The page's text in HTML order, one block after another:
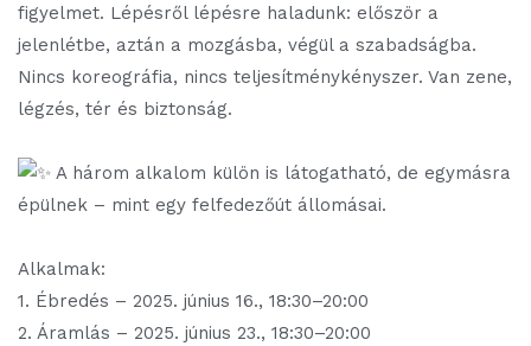
figyelmet. Lépésről lépésre haladunk: először a
jelenlétbe, aztán a mozgásba, végül a szabadságba.
Nincs koreográfia, nincs teljesítménykényszer. Van zene,
légzés, tér és biztonság.
A három alkalom külön is látogatható, de egymásra
épülnek – mint egy felfedezőút állomásai.
Alkalmak:
1. Ébredés – 2025. június 16., 18:30–20:00
2. Áramlás – 2025. június 23., 18:30–20:00